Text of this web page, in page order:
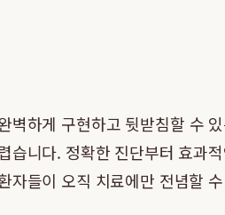
하게 구현하고 뒷받침할 수
니다. 정확한 진단부터 효과
들이 오직 치료에만 전념할